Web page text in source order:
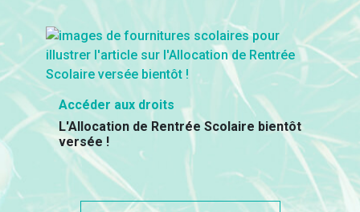
Accéder aux droits
L'Allocation de Rentrée Scolaire bientôt
versée !